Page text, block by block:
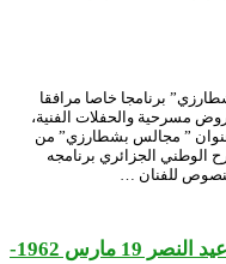
برنامجا خاصا مرافقا
مسرحية والحفلات الفنية،
” مجالس بشطارزي” من
الوطني الجزائري برنامجه
للفنان …
من ذاكرة المسرح الوطني الجزائري عيد النصر 19 مارس 1962-